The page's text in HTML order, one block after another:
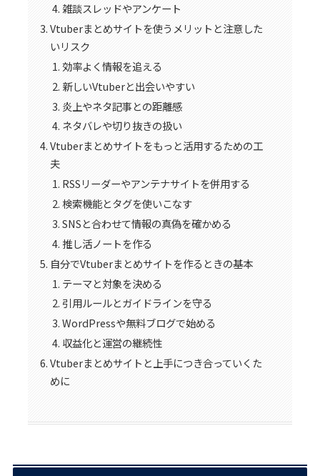
雑談スレッドやアンケート
Vtuberまとめサイトを使うメリットと注意した
いリスク
効率よく情報を追える
新しいVtuberと出会いやすい
炎上やネタ記事との距離感
ネタバレや切り抜きの扱い
Vtuberまとめサイトをもっと活用するための工
夫
RSSリーダーやアンテナサイトを併用する
検索機能とタグを使いこなす
SNSと合わせて情報の真偽を確かめる
推し活ノートを作る
自分でVtuberまとめサイトを作るときの基本
テーマと対象を決める
引用ルールとガイドラインを守る
WordPressや無料ブログで始める
収益化と運営の継続性
Vtuberまとめサイトと上手につき合っていくた
めに